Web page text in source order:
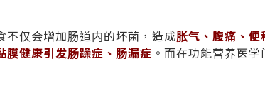
不仅会增加肠道内的坏菌，造成胀气、腹痛、便
膜健康引发肠躁症、肠漏症 。而在功能营养医学